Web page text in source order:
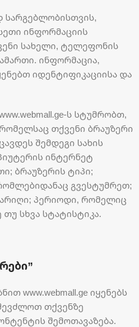
ინფორმაციის
სახელი, ტელეფონის
ინფორმაცია,
იდენტიფიკაციისა და
ს სტუმრობთ,
თქვენი ბრაუზერი
შემდეგი სახის
ინტერნეტ
ბრაუზერის ტიპი;
გვესტუმრეთ;
პერიოდი, რომელიც
თუ სხვა სტატისტიკა.
www.webmall.ge იყენებს
თქვენზე
შემოთავაზება.